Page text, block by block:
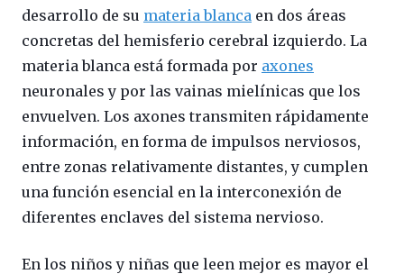
desarrollo de su materia blanca en dos áreas
concretas del hemisferio cerebral izquierdo. La
materia blanca está formada por axones
neuronales y por las vainas mielínicas que los
envuelven. Los axones transmiten rápidamente
información, en forma de impulsos nerviosos,
entre zonas relativamente distantes, y cumplen
una función esencial en la interconexión de
diferentes enclaves del sistema nervioso.
En los niños y niñas que leen mejor es mayor el